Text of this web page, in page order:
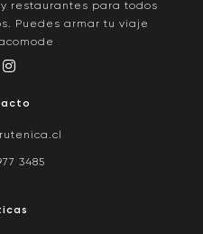
restaurantes para todos
Puedes armar tu viaje
3485